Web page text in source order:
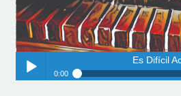
Es Difícil
0:00